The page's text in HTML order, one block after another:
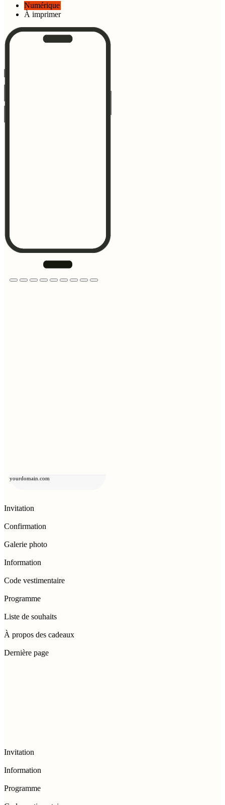
Numérique
À imprimer
yourdomain.com
Invitation
Confirmation
Galerie photo
Information
Code vestimentaire
Programme
Liste de souhaits
À propos des cadeaux
Dernière page
Invitation
Information
Programme